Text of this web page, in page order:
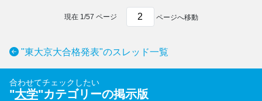
現在 1 /57 ページ ページへ移動
"東大京大合格発表"のスレッド一覧
合わせてチェックしたい
"大学"カテゴリーの掲示版